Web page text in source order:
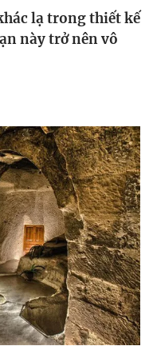
lạ trong thiết kế
này trở nên vô